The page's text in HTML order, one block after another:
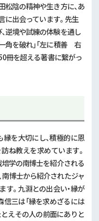
松陰の精神や生き方に、あ
言に出会っています。先生
逆境や試練の体験を通し
角を破れ」「左に積善 右
50冊を超える著書に繋がっ
を大切にし、積極的に恩
ね教えを求めています。
学の南博士を紹介される
南博士から紹介されたジャ
。九淵との出会い・縁が
三は「縁を求めざるには
えその人の前面にありと